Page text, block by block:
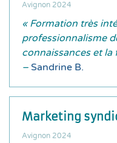
Avignon 2024
« Formation très
professionnalisme
connaissances et
– Sandrine B.
Marketing
Avignon 2024